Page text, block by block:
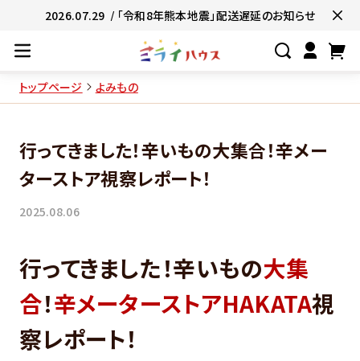
2026.07.29 / 「令和8年熊本地震」配送遅延のお知らせ
#ネコポス対象商品🚚
#有名店の
#簡単便利👍
#お子様と一緒に
#たっぷり満腹😋
トップページ よみもの
行ってきました！辛いもの大集合！辛メー
ターストア視察レポート！
2025.08.06
行ってきました！辛いもの大集
合！辛メーターストアHAKATA視
察レポート！